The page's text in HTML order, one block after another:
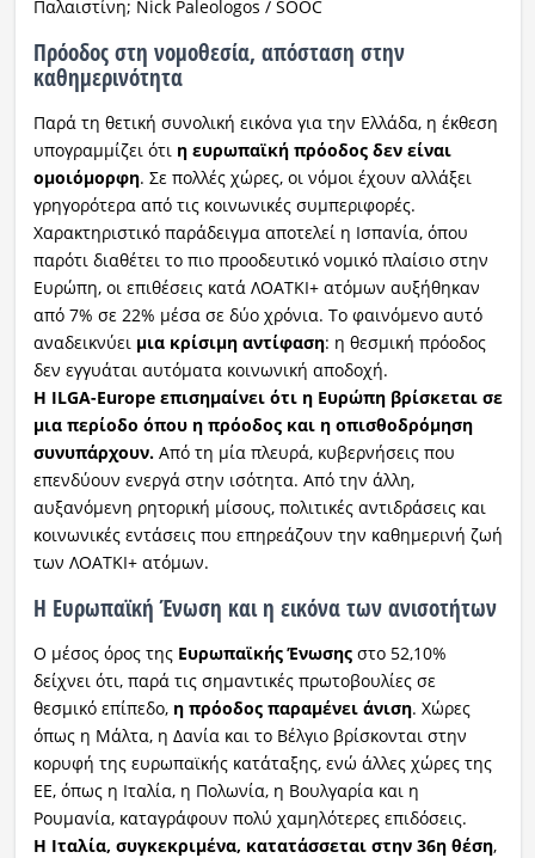
Παλαιστίνη; Nick Paleologos / SOOC
Πρόοδος στη νομοθεσία, απόσταση στην
καθημερινότητα
Παρά τη θετική συνολική εικόνα για την Ελλάδα, η έκθεση
υπογραμμίζει ότι η ευρωπαϊκή πρόοδος δεν είναι
ομοιόμορφη. Σε πολλές χώρες, οι νόμοι έχουν αλλάξει
γρηγορότερα από τις κοινωνικές συμπεριφορές.
Χαρακτηριστικό παράδειγμα αποτελεί η Ισπανία, όπου
παρότι διαθέτει το πιο προοδευτικό νομικό πλαίσιο στην
Ευρώπη, οι επιθέσεις κατά ΛΟΑΤΚΙ+ ατόμων αυξήθηκαν
από 7% σε 22% μέσα σε δύο χρόνια. Το φαινόμενο αυτό
αναδεικνύει μια κρίσιμη αντίφαση: η θεσμική πρόοδος
δεν εγγυάται αυτόματα κοινωνική αποδοχή.
Η ILGA-Europe επισημαίνει ότι η Ευρώπη βρίσκεται σε
μια περίοδο όπου η πρόοδος και η οπισθοδρόμηση
συνυπάρχουν.Από τη μία πλευρά, κυβερνήσεις που
επενδύουν ενεργά στην ισότητα. Από την άλλη,
αυξανόμενη ρητορική μίσους, πολιτικές αντιδράσεις και
κοινωνικές εντάσεις που επηρεάζουν την καθημερινή ζωή
των ΛΟΑΤΚΙ+ ατόμων.
Η Ευρωπαϊκή Ένωση και η εικόνα των ανισοτήτων
Ο μέσος όρος τηςΕυρωπαϊκής Ένωσηςστο 52,10%
δείχνει ότι, παρά τις σημαντικές πρωτοβουλίες σε
θεσμικό επίπεδο, η πρόοδος παραμένει άνιση. Χώρες
όπως η Μάλτα, η Δανία και το Βέλγιο βρίσκονται στην
κορυφή της ευρωπαϊκής κατάταξης, ενώ άλλες χώρες της
ΕΕ, όπως η Ιταλία, η Πολωνία, η Βουλγαρία και η
Ρουμανία, καταγράφουν πολύ χαμηλότερες επιδόσεις.
Η Ιταλία, συγκεκριμένα, κατατάσσεται στην 36η θέση,